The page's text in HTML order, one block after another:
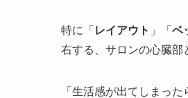
特に「 レイアウト 」「 ベ
右する、サロンの心臓部
「生活感が出てしまっ